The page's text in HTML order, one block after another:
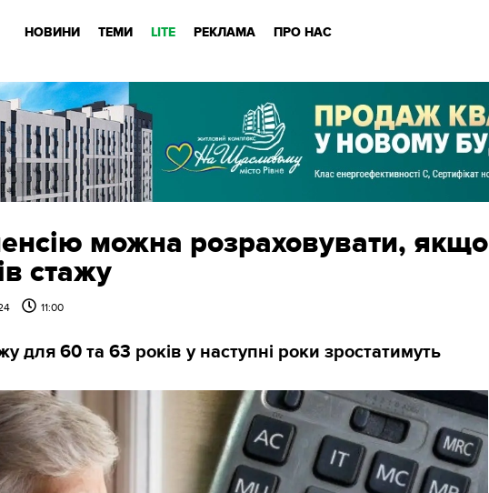
НОВИНИ ТЕМИ LITE РЕКЛАМА ПРО НАС
можна розраховувати, якщо
стажу
11:00
для 60 та 63 років у наступні роки зростатимуть